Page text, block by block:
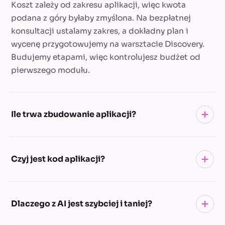
Koszt zależy od zakresu aplikacji, więc kwota
podana z góry byłaby zmyślona. Na bezpłatnej
konsultacji ustalamy zakres, a dokładny plan i
wycenę przygotowujemy na warsztacie Discovery.
Budujemy etapami, więc kontrolujesz budżet od
pierwszego modułu.
Ile trwa zbudowanie aplikacji?
Pierwsza działająca wersja (MVP) to zwykle 6-10
tygodni. Pracujemy sprintami, więc co 2 tygodnie
Czyj jest kod aplikacji?
Twój. Kod, dostępy i dokumentacja należą do
Ciebie. Możesz kontynuować rozwój z nami albo z
Dlaczego z AI jest szybciej i taniej?